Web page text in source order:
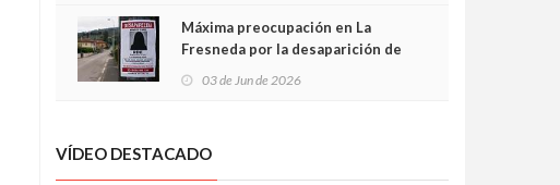
Máxima preocupación en La
Fresneda por la desaparición de
03 de Jun de 2026
VÍDEO DESTACADO